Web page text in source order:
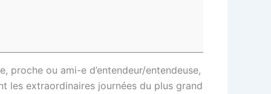
proche ou ami-e d’entendeur/entendeuse,
les extraordinaires journées du plus grand